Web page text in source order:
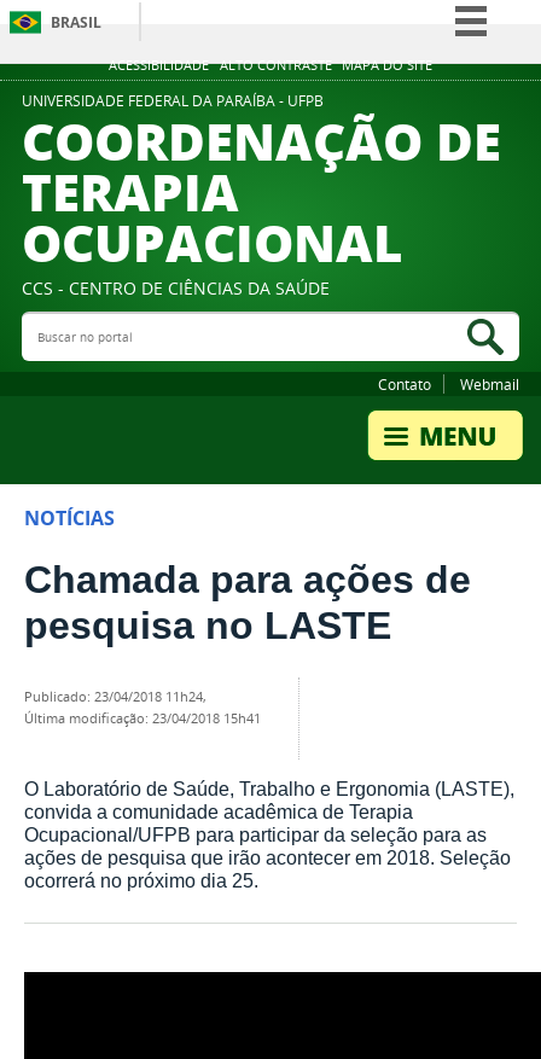
ACESSIBILIDADE ALTO CONTRASTE MAPA DO SITE
BRASIL
Simplifique!
Participe
Acesso à informação
Canais
UNIVERSIDADE FEDERAL DA PARAÍBA - UFPB
COORDENAÇÃO DE
TERAPIA
OCUPACIONAL
CCS - CENTRO DE CIÊNCIAS DA SAÚDE
Buscar no portal
Contato Webmail
NOTÍCIAS
Chamada para ações de
pesquisa no LASTE
publicado: 23/04/2018 11h24,
última modificação: 23/04/2018 15h41
O Laboratório de Saúde, Trabalho e Ergonomia (LASTE),
convida a comunidade acadêmica de Terapia
Ocupacional/UFPB para participar da seleção para as
ações de pesquisa que irão acontecer em 2018. Seleção
ocorrerá no próximo dia 25.